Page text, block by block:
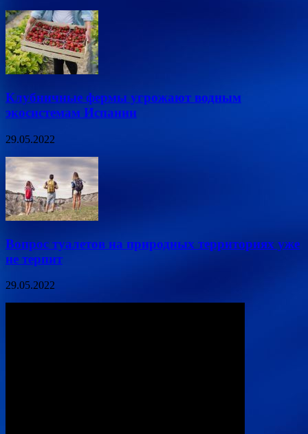
Клубничные фермы угрожают водным
экосистемам Испании
29.05.2022
Вопрос туалетов на природных территориях уже
не терпит
29.05.2022